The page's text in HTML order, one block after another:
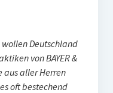
Deutschland
von BAYER &
aus aller Herren
oft bestechend